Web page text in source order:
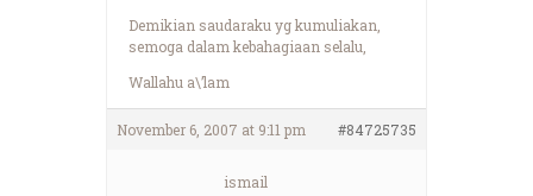
Demikian saudaraku yg kumuliakan,
semoga dalam kebahagiaan selalu,
Wallahu a\’lam
November 6, 2007 at 9:11 pm #84725735
ismail